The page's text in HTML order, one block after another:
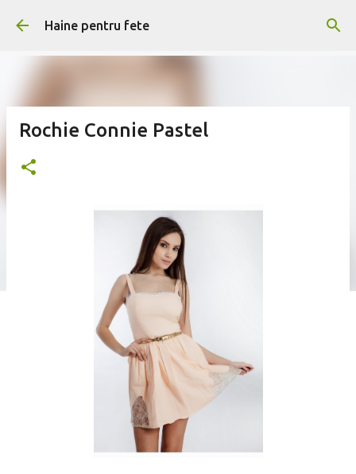
Treceți la conținutul principal
Haine pentru fete
Rochie Connie Pastel